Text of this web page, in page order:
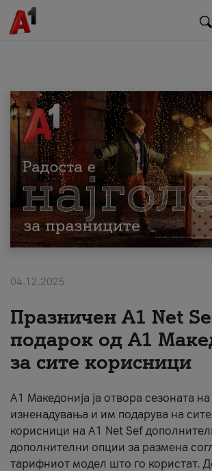
МК EN SQ
Приватни Деловни
Поддршка
Надополни кредит
За нас
#ПодобарОнлајн
04.12.2025
Празничен A1 Net
подарок од А1
за сите корисници
А1 Македонија ја отвора сезоната
изненадувања и им подарува на
корисници на A1 Net Sef
дополнителни опции за размена
тарифниот модел што го користат.